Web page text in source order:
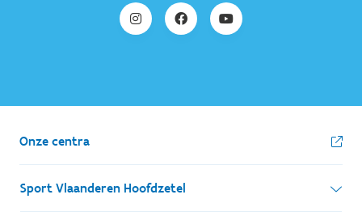
Onze centra
Sport Vlaanderen Hoofdzetel